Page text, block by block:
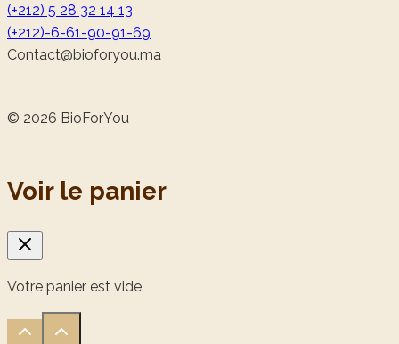
(+212) 5 28 32 14 13
(+212)-6-61-90-91-69
am.uoyrofoib
@tcatnoC
© 2026 BioForYou
Voir le panier
Votre panier est vide.